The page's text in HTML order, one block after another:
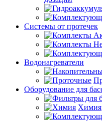
Системы от протечек
Водонагреватели
Оборудование для
Химия